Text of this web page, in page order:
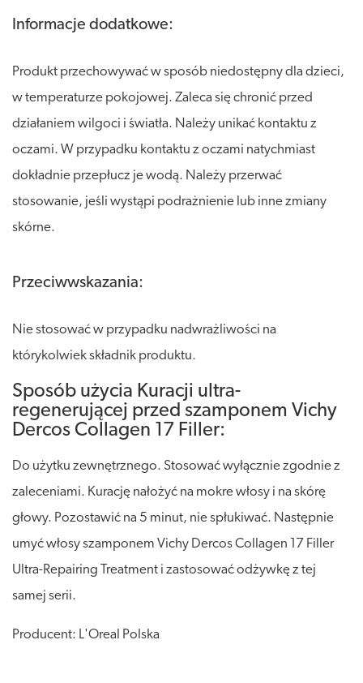
Informacje dodatkowe:
Produkt przechowywać w sposób niedostępny dla dzieci,
w temperaturze pokojowej. Zaleca się chronić przed
działaniem wilgoci i światła. Należy unikać kontaktu z
oczami. W przypadku kontaktu z oczami natychmiast
dokładnie przepłucz je wodą. Należy przerwać
stosowanie, jeśli wystąpi podrażnienie lub inne zmiany
skórne.
Przeciwwskazania:
Nie stosować w przypadku nadwrażliwości na
którykolwiek składnik produktu.
Sposób użycia Kuracji ultra-
regenerującej przed szamponem Vichy
Dercos Collagen 17 Filler:
Do użytku zewnętrznego. Stosować wyłącznie zgodnie z
zaleceniami. Kurację nałożyć na mokre włosy i na skórę
głowy. Pozostawić na 5 minut, nie spłukiwać. Następnie
umyć włosy szamponem Vichy Dercos Collagen 17 Filler
Ultra-Repairing Treatment i zastosować odżywkę z tej
samej serii.
Producent: L'Oreal Polska